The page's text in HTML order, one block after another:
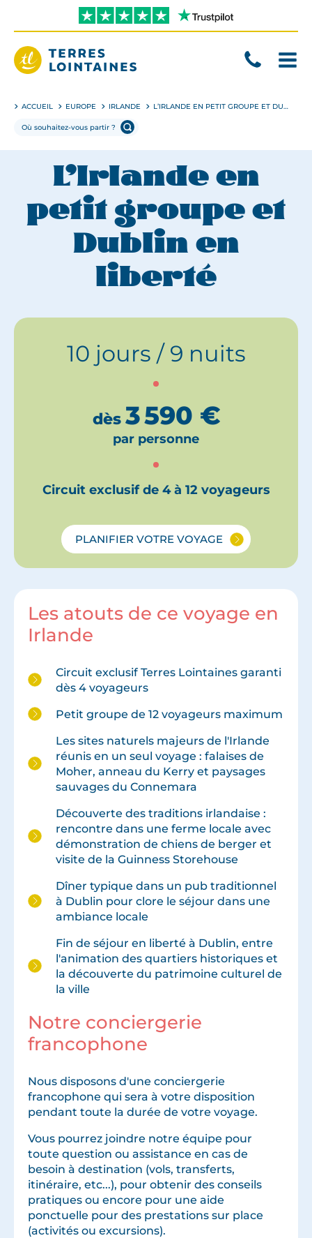
directement
contenu
ACCUEIL EUROPE IRLANDE L’IRLANDE EN PETIT GROUPE ET DUBLIN EN LIBERTÉ
L’Irlande en
petit groupe et
Dublin en
liberté
10 jours / 9 nuits
dès 3 590 €
par personne
Circuit exclusif de 4 à 12 voyageurs
PLANIFIER VOTRE VOYAGE
Les atouts de ce voyage en
Irlande
Circuit exclusif Terres Lointaines garanti
dès 4 voyageurs
Petit groupe de 12 voyageurs maximum
Les sites naturels majeurs de l'Irlande
réunis en un seul voyage : falaises de
Moher, anneau du Kerry et paysages
sauvages du Connemara
Découverte des traditions irlandaise :
rencontre dans une ferme locale avec
démonstration de chiens de berger et
visite de la Guinness Storehouse
Dîner typique dans un pub traditionnel
à Dublin pour clore le séjour dans une
ambiance locale
Fin de séjour en liberté à Dublin, entre
l'animation des quartiers historiques et
la découverte du patrimoine culturel de
la ville
Notre conciergerie
francophone
Nous disposons d'une conciergerie
francophone qui sera à votre disposition
pendant toute la durée de votre voyage.
Vous pourrez joindre notre équipe pour
toute question ou assistance en cas de
besoin à destination (vols, transferts,
itinéraire, etc...), pour obtenir des conseils
pratiques ou encore pour une aide
ponctuelle pour des prestations sur place
(activités ou excursions).